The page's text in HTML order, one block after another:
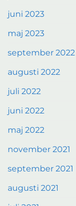
juni 2023
maj 2023
september 2022
augusti 2022
juli 2022
juni 2022
maj 2022
november 2021
september 2021
augusti 2021